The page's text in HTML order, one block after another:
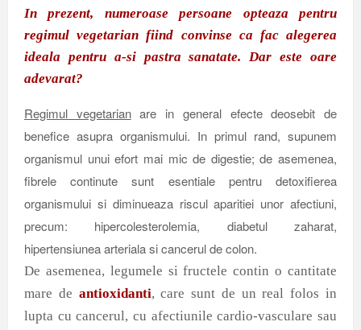
In prezent, numeroase persoane opteaza pentru
regimul vegetarian fiind convinse ca fac alegerea
ideala pentru a-si pastra sanatate. Dar este oare
adevarat?
Regimul vegetarianare in general efecte deosebit de
benefice asupra organismului. In primul rand, supunem
organismul unui efort mai mic de digestie; de asemenea,
fibrele continute sunt esentiale pentru detoxifierea
organismului si diminueaza riscul aparitiei unor afectiuni,
precum: hipercolesterolemia, diabetul zaharat,
hipertensiunea arteriala si cancerul de colon.
De asemenea, legumele si fructele contin o cantitate
mare de antioxidanti, care sunt de un real folos in
lupta cu cancerul, cu afectiunile cardio-vasculare sau